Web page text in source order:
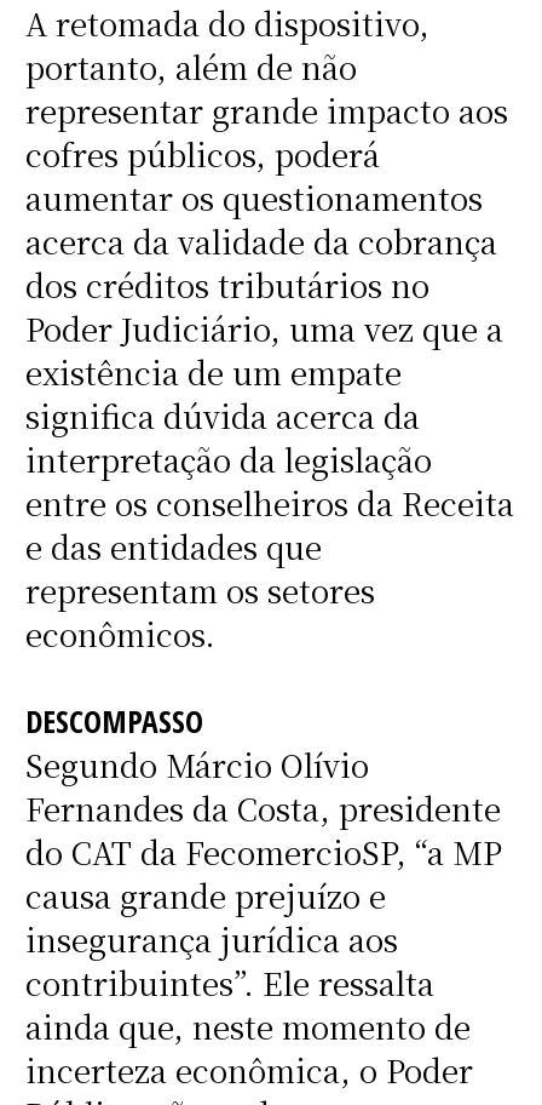
A retomada do dispositivo,
portanto, além de não
representar grande impacto aos
cofres públicos, poderá
aumentar os questionamentos
acerca da validade da cobrança
dos créditos tributários no
Poder Judiciário, uma vez que a
existência de um empate
significa dúvida acerca da
interpretação da legislação
entre os conselheiros da Receita
e das entidades que
representam os setores
econômicos.
DESCOMPASSO
Segundo Márcio Olívio
Fernandes da Costa, presidente
do CAT da FecomercioSP, “a MP
causa grande prejuízo e
insegurança jurídica aos
contribuintes”. Ele ressalta
ainda que, neste momento de
incerteza econômica, o Poder